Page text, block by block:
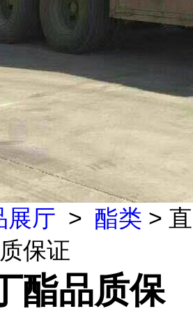
展厅 > 酯类 > 直
保证
酯品质保